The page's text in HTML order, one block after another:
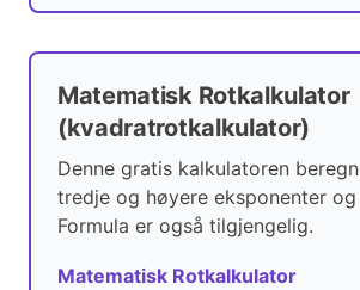
Matematisk Rotkalkulator
(kvadratrotkalkulator)
Denne gratis kalkulatoren
tredje og høyere eksponenter
Formula er også tilgjengelig.
Matematisk Rotkalkulator